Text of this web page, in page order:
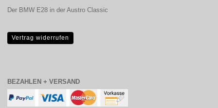
Der BMW E28 in der Austro Classic
Vertrag widerrufen
BEZAHLEN + VERSAND